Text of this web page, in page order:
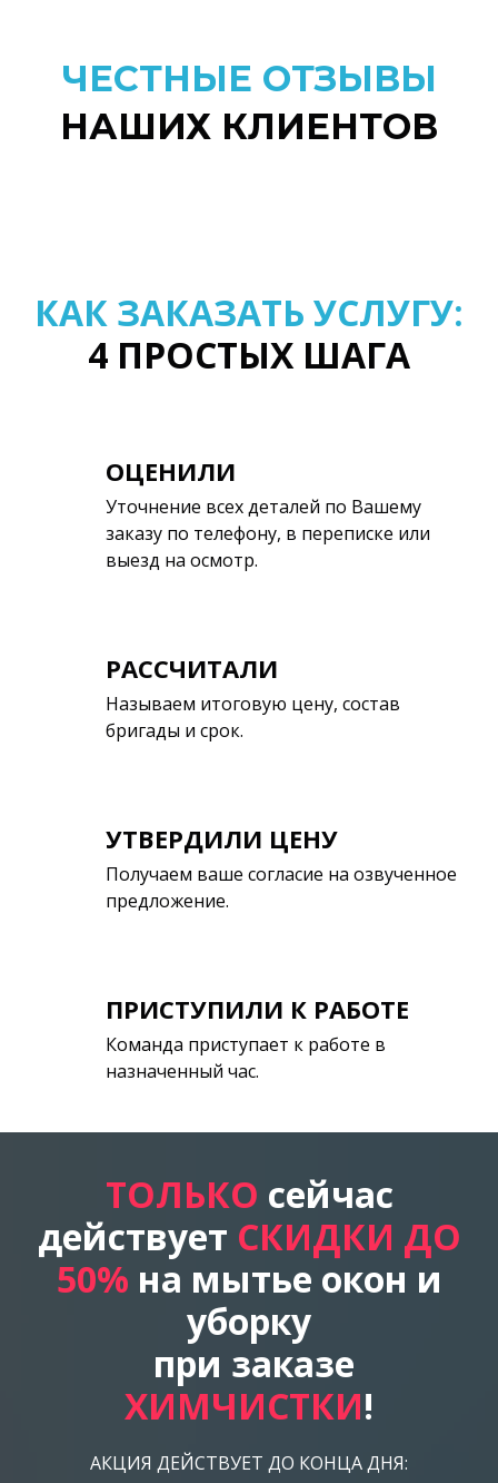
ЧЕСТНЫЕ ОТЗЫВЫ
НАШИХ КЛИЕНТОВ
КАК ЗАКАЗАТЬ УСЛУГУ:
4 ПРОСТЫХ ШАГА
ОЦЕНИЛИ
Уточнение всех деталей по Вашему
заказу по телефону, в переписке или
выезд на осмотр.
РАССЧИТАЛИ
Называем итоговую цену, состав
бригады и срок.
УТВЕРДИЛИ ЦЕНУ
Получаем ваше согласие на озвученное
предложение.
ПРИСТУПИЛИ К РАБОТЕ
Команда приступает к работе в
назначенный час.
ТОЛЬКО сейчас
действует СКИДКИ ДО
50% на мытье окон и
уборку
при заказе
ХИМЧИСТКИ!
АКЦИЯ ДЕЙСТВУЕТ ДО КОНЦА ДНЯ: